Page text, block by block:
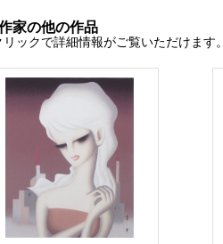
家の他の作品
ックで詳細情報がご覧いただけます。